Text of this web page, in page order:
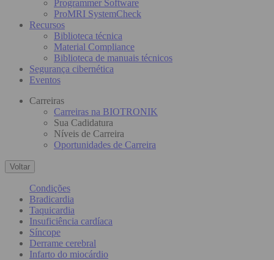
Programmer Software
ProMRI SystemCheck
Recursos
Biblioteca técnica
Material Compliance
Biblioteca de manuais técnicos
Segurança cibernética
Eventos
Carreiras
Carreiras na BIOTRONIK
Sua Cadidatura
Níveis de Carreira
Oportunidades de Carreira
Voltar
Condições
Bradicardia
Taquicardia
Insuficiência cardíaca
Síncope
Derrame cerebral
Infarto do miocárdio